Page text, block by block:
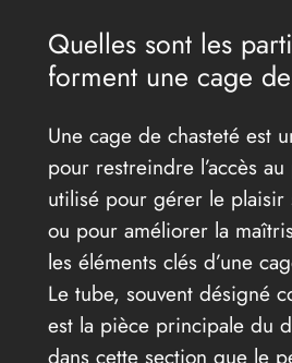
Quelles sont les
forment une cage
Une cage de chasteté est
pour restreindre l’accès
utilisé pour gérer le plaisir
ou pour améliorer la
les éléments clés d’une
Le tube, souvent désigné
est la pièce principale du
dans cette section que le